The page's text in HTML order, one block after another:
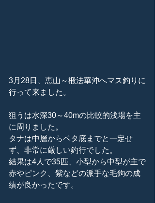
3月28日、恵山～椴法華沖へマス釣りに
行って来ました。
狙うは水深30～40mの比較的浅場を主
に周りました。
タナは中層からベタ底までと一定せ
ず、非常に厳しい釣行でした。
結果は4人で35匹、小型から中型が主で
赤やピンク、紫などの派手な毛鉤の成
績が良かったです。